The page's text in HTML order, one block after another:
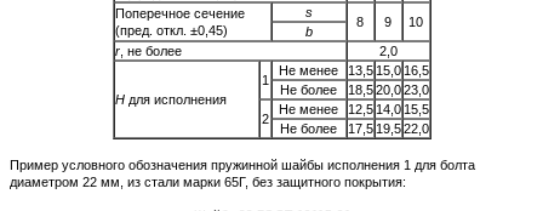
Поперечное сечение
(пред. откл. ±0,45)
s
8 9 10
b
r, не более 2,0
Ндля исполнения
1
Не менее 13,5 15,0 16,5
Не более
18,5 20,0 23,0
2
Не менее 12,5 14,0 15,5
Не более
17,5 19,5 22,0
Пример условного обозначения пружинной шайбы исполнения 1 для болта
диаметром 22 мм, из стали марки 65Г, без защитного покрытия: